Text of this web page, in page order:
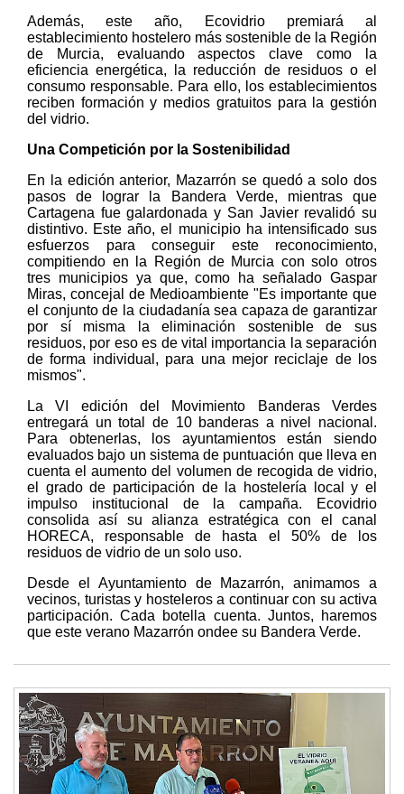
Además, este año, Ecovidrio premiará al
establecimiento hostelero más sostenible de la Región
de Murcia, evaluando aspectos clave como la
eficiencia energética, la reducción de residuos o el
consumo responsable. Para ello, los establecimientos
reciben formación y medios gratuitos para la gestión
del vidrio.
Una Competición por la Sostenibilidad
En la edición anterior, Mazarrón se quedó a solo dos
pasos de lograr la Bandera Verde, mientras que
Cartagena fue galardonada y San Javier revalidó su
distintivo. Este año, el municipio ha intensificado sus
esfuerzos para conseguir este reconocimiento,
compitiendo en la Región de Murcia con solo otros
tres municipios ya que, como ha señalado Gaspar
Miras, concejal de Medioambiente "Es importante que
el conjunto de la ciudadanía sea capaza de garantizar
por sí misma la eliminación sostenible de sus
residuos, por eso es de vital importancia la separación
de forma individual, para una mejor reciclaje de los
mismos".
La VI edición del Movimiento Banderas Verdes
entregará un total de 10 banderas a nivel nacional.
Para obtenerlas, los ayuntamientos están siendo
evaluados bajo un sistema de puntuación que lleva en
cuenta el aumento del volumen de recogida de vidrio,
el grado de participación de la hostelería local y el
impulso institucional de la campaña. Ecovidrio
consolida así su alianza estratégica con el canal
HORECA, responsable de hasta el 50% de los
residuos de vidrio de un solo uso.
Desde el Ayuntamiento de Mazarrón, animamos a
vecinos, turistas y hosteleros a continuar con su activa
participación. Cada botella cuenta. Juntos, haremos
que este verano Mazarrón ondee su Bandera Verde.